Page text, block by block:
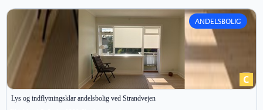
Lys og indflytningsklar andelsbolig ved Strandvejen
ANDELSBOLIG